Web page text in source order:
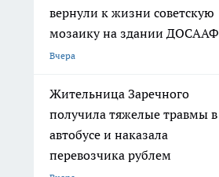
вернули к жизни советскую
мозаику на здании ДОСААФ
Вчера
Жительница Заречного
получила тяжелые травмы в
автобусе и наказала
перевозчика рублем